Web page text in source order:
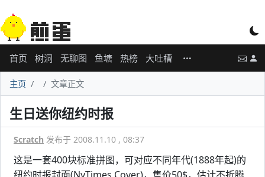
首页 树洞 无聊图 鱼塘 热榜 大吐槽
主页 文章正文
生日送你纽约时报
Scratch 发布于 2008.11.10 , 08:37
这是一套400块标准拼图，可对应不同年代(1888年起)的